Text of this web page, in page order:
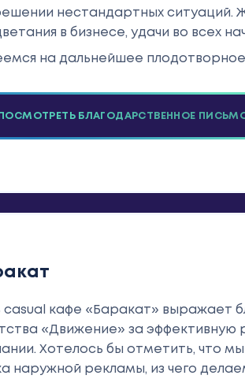
нестандартных ситуаций.
в бизнесе, удачи во всех
на дальнейшее
ПОСМОТРЕТЬ БЛАГОДАРСТВЕННОЕ
casual кафе «Баракат» выражает
«Движение» за
Хотелось бы отметить, что
наружной рекламы, из чего